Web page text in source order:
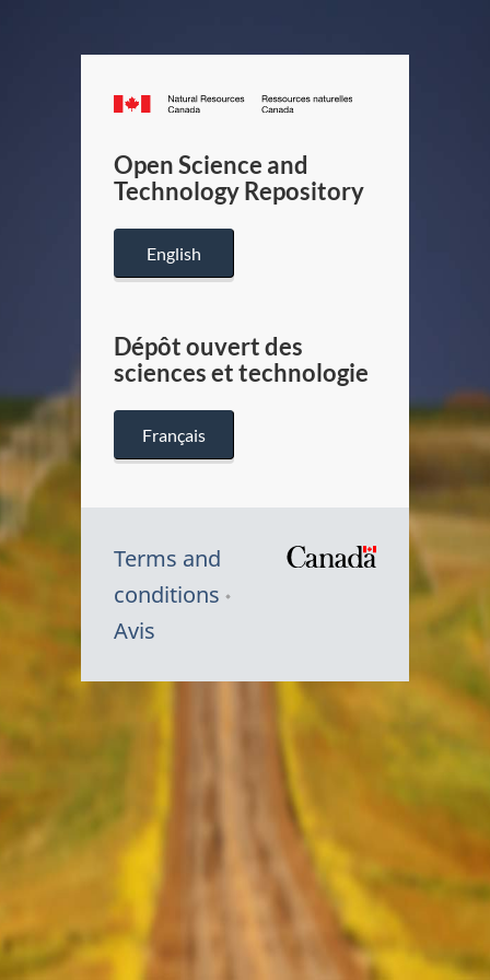
Canada.ca
/
Canada
Open Science and
Technology Repository
English
Dépôt ouvert des
sciences et technologie
Français
Terms and
conditions
Avis
Symbole
Canada